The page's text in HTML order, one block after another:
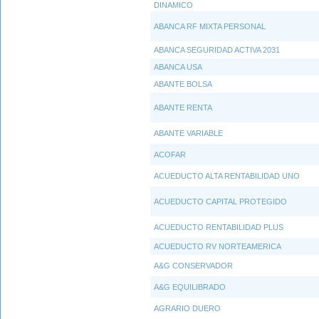
DINAMICO
ABANCA RF MIXTA PERSONAL
ABANCA SEGURIDAD ACTIVA 2031
ABANCA USA
ABANTE BOLSA
ABANTE RENTA
ABANTE VARIABLE
ACOFAR
ACUEDUCTO ALTA RENTABILIDAD UNO
ACUEDUCTO CAPITAL PROTEGIDO
ACUEDUCTO RENTABILIDAD PLUS
ACUEDUCTO RV NORTEAMERICA
A&G CONSERVADOR
A&G EQUILIBRADO
AGRARIO DUERO